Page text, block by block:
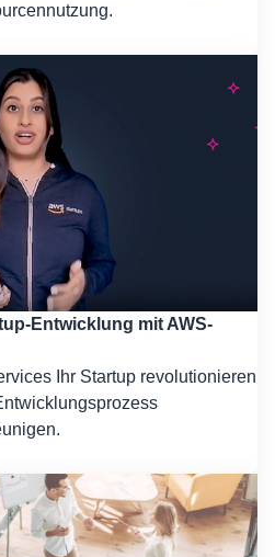
Entwicklung mit AWS-
Ihr Startup revolutionieren